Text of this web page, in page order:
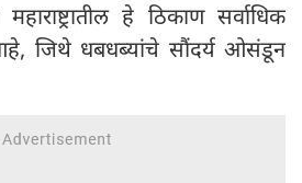
हे ठिकाण सर्वाधिक
जिथे धबधब्यांचे सौंदर्य ओसंडून